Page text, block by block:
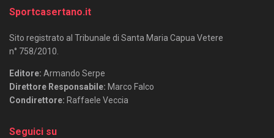
Sportcasertano.it
Sito registrato al Tribunale di Santa Maria Capua Vetere
n° 758/2010.
Editore: Armando Serpe
Direttore Responsabile: Marco Falco
Condirettore: Raffaele Veccia
Seguici su